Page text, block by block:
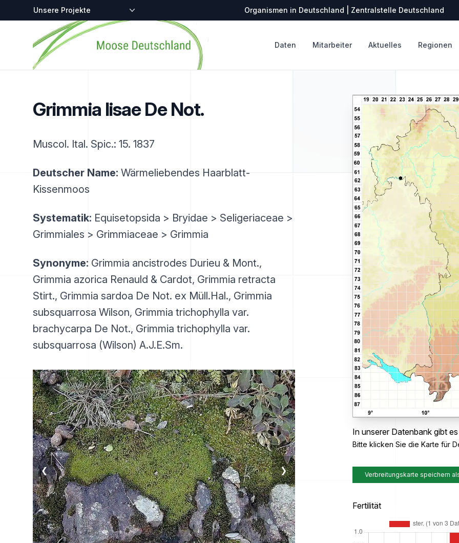
Zentralstellen-Projekte Organismen in Deutschland | Zentralstelle Deutschland
Startseite
Daten Mitarbeiter Aktuelles Regionen
Grimmia lisae De Not.
Muscol. Ital. Spic.: 15. 1837
Deutscher Name: Wärmeliebendes Haarblatt-
Kissenmoos
Systematik: Equisetopsida > Bryidae > Seligeriaceae >
Grimmiales > Grimmiaceae > Grimmia
Synonyme: Grimmia ancistrodes Durieu & Mont.,
Grimmia azorica Renauld & Cardot, Grimmia retracta
Stirt., Grimmia sardoa De Not. ex Müll.Hal., Grimmia
subsquarrosa Wilson, Grimmia trichophylla var.
brachycarpa De Not., Grimmia trichophylla var.
subsquarrosa (Wilson) A.J.E.Sm.
❮ ❯
In unserer Datenbank gibt
Bitte klicken Sie die Karte für
Verbreitungskarte speichern
Fertilität